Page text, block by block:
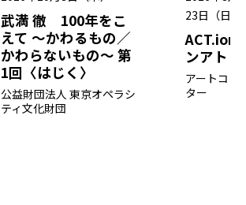
武満 徹 100年をこ
えて 〜かわるもの／
かわらないもの〜 第
1回〈はじく〉
公益財団法人 東京オペラシ
ティ文化財団
23日（日）
ACT.ion
ンアト
アートコン
ター